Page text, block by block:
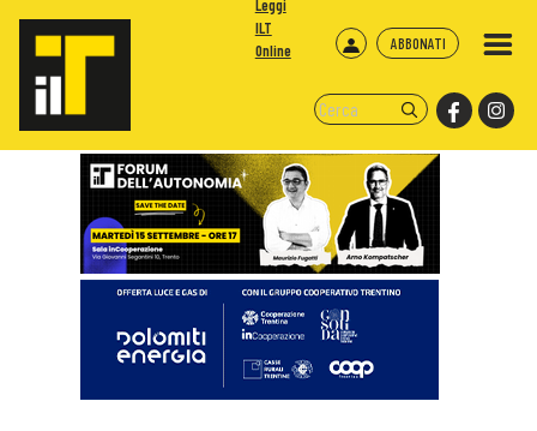
ABBONATI
Leggi
ILT
Online